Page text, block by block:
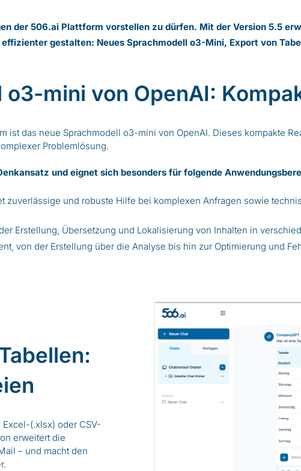
der 506.ai Plattform vorstellen zu dürfen. Mit der Version 5.5
gestalten: Neues Sprachmodell o3-Mini, Export von
o3-mini von OpenAI:
ist das neue Sprachmodell o3-mini von OpenAI. Dieses kompakte
Problemlösung.
und eignet sich besonders für folgende
zuverlässige und robuste Hilfe bei komplexen Anfragen sowie
Erstellung, Übersetzung und Lokalisierung von Inhalten in
von der Erstellung über die Analyse bis hin zur Optimierung und
(.xlsx) oder CSV-
erweitert die
– und macht den